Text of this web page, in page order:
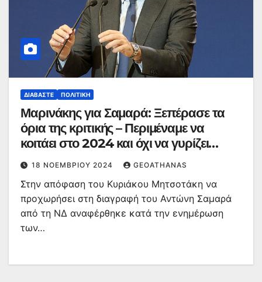
ΔΙΑΒΆΣΤΕ ΠΟΛΙΤΙΚΉ
Μαρινάκης για Σαμαρά: Ξεπέρασε τα
όρια της κριτικής – Περιμέναμε να
κοιτάει στο 2024 και όχι να γυρίζει
πίσω στο 1993
18 ΝΟΕΜΒΡΊΟΥ 2024 GEOATHANAS
Στην απόφαση του Κυριάκου Μητσοτάκη να
προχωρήσει στη διαγραφή του Αντώνη Σαμαρά
από τη ΝΔ αναφέρθηκε κατά την ενημέρωση
των…